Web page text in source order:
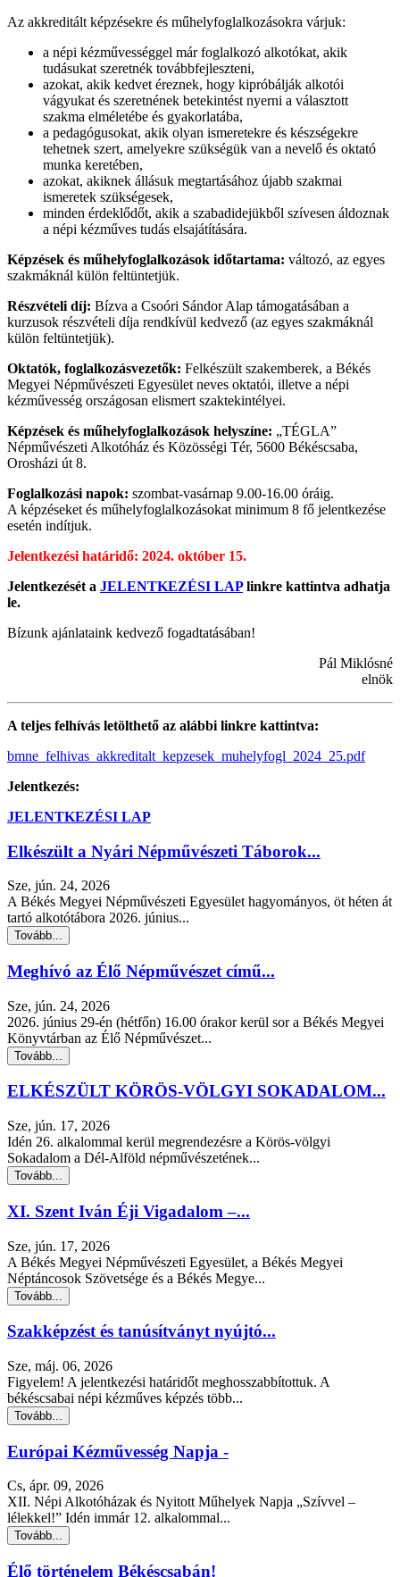
Az akkreditált képzésekre és műhelyfoglalkozásokra várjuk:
a népi kézművességgel már foglalkozó alkotókat, akik
tudásukat szeretnék továbbfejleszteni,
azokat, akik kedvet éreznek, hogy kipróbálják alkotói
vágyukat és szeretnének betekintést nyerni a választott
szakma elméletébe és gyakorlatába,
a pedagógusokat, akik olyan ismeretekre és készségekre
tehetnek szert, amelyekre szükségük van a nevelő és oktató
munka keretében,
azokat, akiknek állásuk megtartásához újabb szakmai
ismeretek szükségesek,
minden érdeklődőt, akik a szabadidejükből szívesen áldoznak
a népi kézműves tudás elsajátítására.
Képzések és műhelyfoglalkozások időtartama: változó, az egyes
szakmáknál külön feltüntetjük.
Részvételi díj: Bízva a Csoóri Sándor Alap támogatásában a
kurzusok részvételi díja rendkívül kedvező (az egyes szakmáknál
külön feltüntetjük).
Oktatók, foglalkozásvezetők: Felkészült szakemberek, a Békés
Megyei Népművészeti Egyesület neves oktatói, illetve a népi
kézművesség országosan elismert szaktekintélyei.
Képzések és műhelyfoglalkozások helyszíne: „TÉGLA”
Népművészeti Alkotóház és Közösségi Tér, 5600 Békéscsaba,
Orosházi út 8.
Foglalkozási napok: szombat-vasárnap 9.00-16.00 óráig.
A képzéseket és műhelyfoglalkozásokat minimum 8 fő jelentkezése
esetén indítjuk.
Jelentkezési határidő: 2024. október 15.
Jelentkezését a JELENTKEZÉSI LAPlinkre kattintva adhatja
le.
Bízunk ajánlataink kedvező fogadtatásában!
Pál Miklósné
elnök
A teljes felhívás letölthető az alábbi linkre kattintva:
bmne_felhivas_akkreditalt_kepzesek_muhelyfogl_2024_25.pdf
Jelentkezés:
JELENTKEZÉSI LAP
Elkészült a Nyári Népművészeti Táborok...
Sze, jún. 24, 2026
A Békés Megyei Népművészeti Egyesület hagyományos, öt héten át
tartó alkotótábora 2026. június...
Tovább...
Meghívó az Élő Népművészet című...
Sze, jún. 24, 2026
2026. június 29-én (hétfőn) 16.00 órakor kerül sor a Békés Megyei
Könyvtárban az Élő Népművészet...
Tovább...
ELKÉSZÜLT KÖRÖS-VÖLGYI SOKADALOM...
Sze, jún. 17, 2026
Idén 26. alkalommal kerül megrendezésre a Körös-völgyi
Sokadalom a Dél-Alföld népművészetének...
Tovább...
XI. Szent Iván Éji Vigadalom –...
Sze, jún. 17, 2026
A Békés Megyei Népművészeti Egyesület, a Békés Megyei
Néptáncosok Szövetsége és a Békés Megye...
Tovább...
Szakképzést és tanúsítványt nyújtó...
Sze, máj. 06, 2026
Figyelem! A jelentkezési határidőt meghosszabbítottuk. A
békéscsabai népi kézműves képzés több...
Tovább...
Európai Kézművesség Napja -
Cs, ápr. 09, 2026
XII. Népi Alkotóházak és Nyitott Műhelyek Napja „Szívvel –
lélekkel!” Idén immár 12. alkalommal...
Tovább...
Élő történelem Békéscsabán!